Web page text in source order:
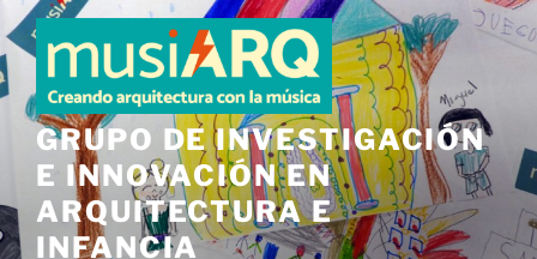
Saltar
al
contenido
GRUPO DE INVESTIGACIÓN
E INNOVACIÓN EN
ARQUITECTURA E
INFANCIA